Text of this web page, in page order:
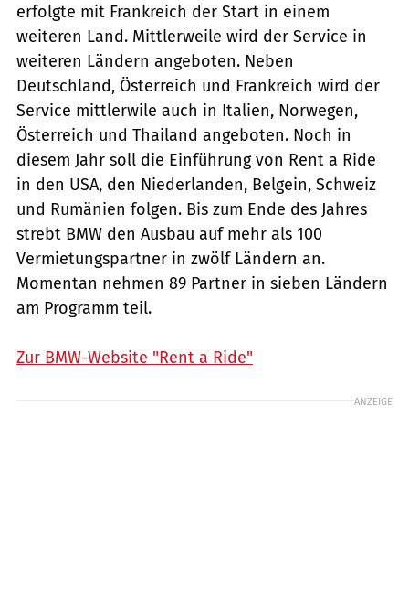
erfolgte mit Frankreich der Start in einem
weiteren Land. Mittlerweile wird der Service in
weiteren Ländern angeboten. Neben
Deutschland, Österreich und Frankreich wird der
Service mittlerwile auch in Italien, Norwegen,
Österreich und Thailand angeboten. Noch in
diesem Jahr soll die Einführung von Rent a Ride
in den USA, den Niederlanden, Belgein, Schweiz
und Rumänien folgen. Bis zum Ende des Jahres
strebt BMW den Ausbau auf mehr als 100
Vermietungspartner in zwölf Ländern an.
Momentan nehmen 89 Partner in sieben Ländern
am Programm teil.
Zur BMW-Website "Rent a Ride"
ANZEIGE